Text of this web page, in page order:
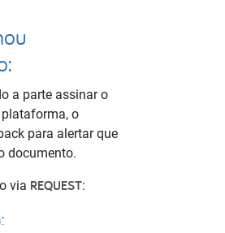
a parte assinar o
o
para alertar que
documento.
via REQUEST: